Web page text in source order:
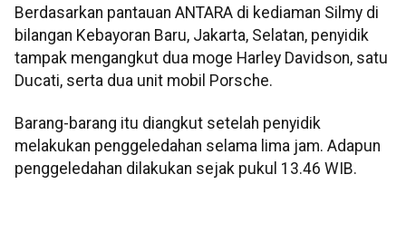
Berdasarkan pantauan ANTARA di kediaman Silmy di
bilangan Kebayoran Baru, Jakarta, Selatan, penyidik
tampak mengangkut dua moge Harley Davidson, satu
Ducati, serta dua unit mobil Porsche.
Barang-barang itu diangkut setelah penyidik
melakukan penggeledahan selama lima jam. Adapun
penggeledahan dilakukan sejak pukul 13.46 WIB.